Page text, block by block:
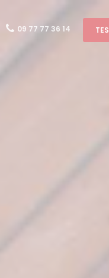
09 77 77 36 14